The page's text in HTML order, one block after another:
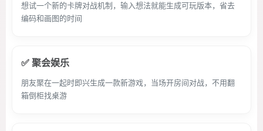
想试一个新的卡牌对战机制，输入想法就能生成可玩版本，省去
编码和画图的时间
✅ 聚会娱乐
朋友聚在一起时即兴生成一款新游戏，当场开房间对战，不用翻
箱倒柜找桌游